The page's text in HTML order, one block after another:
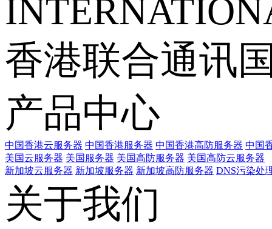
香港联合通讯
产品中心
中国香港云服务器 中国香港服务器 中国香港高防服务器 中国
美国云服务器 美国服务器 美国高防服务器 美国高防云服务器
新加坡云服务器 新加坡服务器 新加坡高防服务器 DNS污染处
关于我们